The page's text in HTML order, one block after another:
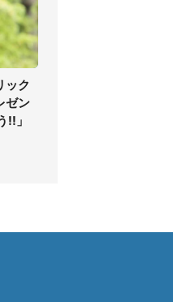
ック
ゼン
!!」